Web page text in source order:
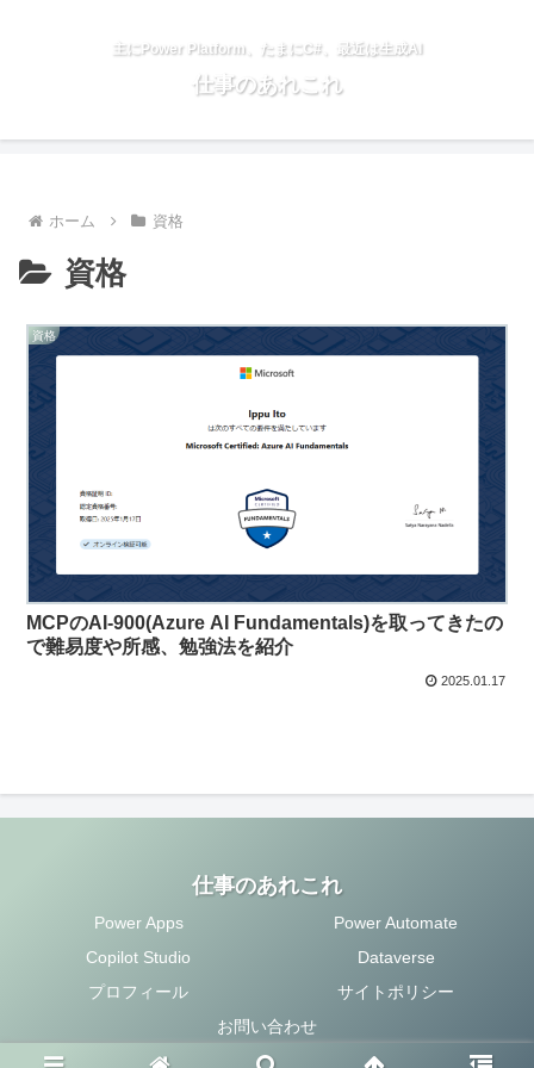
主にPower Platform、たまにC#、最近は生成AI
仕事のあれこれ
ホーム 資格
資格
資格
MCPのAI-900(Azure AI Fundamentals)を取ってきたの
で難易度や所感、勉強法を紹介
2025.01.17
仕事のあれこれ
Power Apps
Power Automate
Copilot Studio
Dataverse
プロフィール
サイトポリシー
お問い合わせ